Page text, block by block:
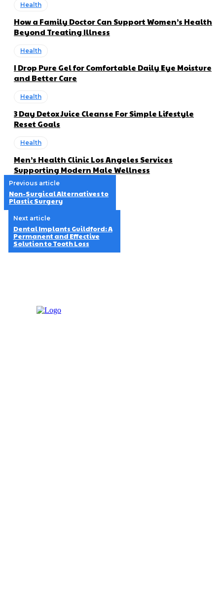
Health
How a Family Doctor Can Support Women’s Health
Beyond Treating Illness
Health
I Drop Pure Gel for Comfortable Daily Eye Moisture
and Better Care
Health
3 Day Detox Juice Cleanse For Simple Lifestyle
Reset Goals
Health
Men’s Health Clinic Los Angeles Services
Supporting Modern Male Wellness
Previous article
Non-Surgical Alternatives to
Plastic Surgery
Next article
Dental Implants Guildford: A
Permanent and Effective
Solution to Tooth Loss